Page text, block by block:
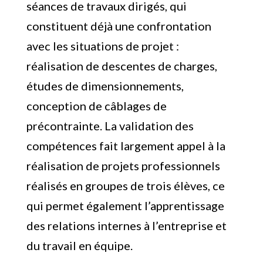
séances de travaux dirigés, qui
constituent déjà une confrontation
avec les situations de projet :
réalisation de descentes de charges,
études de dimensionnements,
conception de câblages de
précontrainte. La validation des
compétences fait largement appel à la
réalisation de projets professionnels
réalisés en groupes de trois élèves, ce
qui permet également l’apprentissage
des relations internes à l’entreprise et
du travail en équipe.